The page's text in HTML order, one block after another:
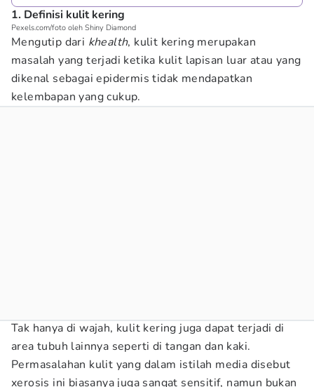
1. Definisi kulit kering
Pexels.com/foto oleh Shiny Diamond
Mengutip dari khealth, kulit kering merupakan
masalah yang terjadi ketika kulit lapisan luar atau yang
dikenal sebagai epidermis tidak mendapatkan
kelembapan yang cukup.
Tak hanya di wajah, kulit kering juga dapat terjadi di
area tubuh lainnya seperti di tangan dan kaki.
Permasalahan kulit yang dalam istilah media disebut
xerosis ini biasanya juga sangat sensitif, namun bukan